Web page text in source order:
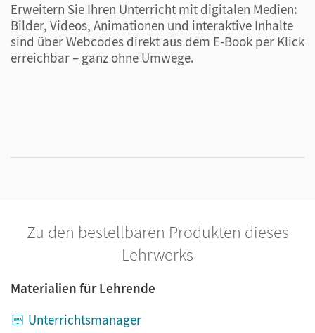
Erweitern Sie Ihren Unterricht mit digitalen Medien:
Bilder, Videos, Animationen und interaktive Inhalte
sind über Webcodes direkt aus dem E-Book per Klick
erreichbar – ganz ohne Umwege.
Zu den bestellbaren Produkten dieses
Lehrwerks
Materialien für Lehrende
Unterrichtsmanager